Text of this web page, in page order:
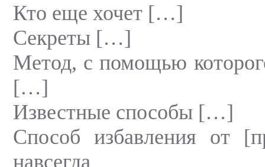
Кто еще хочет […]
Секреты […]
Метод, с помощью
[…]
Известные способы […]
Способ избавления от
навсегда